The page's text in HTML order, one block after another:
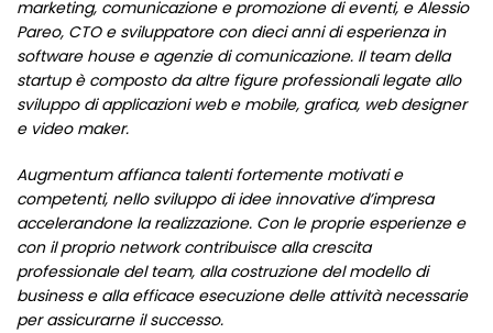
marketing, comunicazione e promozione di eventi, e Alessio
Pareo, CTO e sviluppatore con dieci anni di esperienza in
software house e agenzie di comunicazione. Il team della
startup è composto da altre figure professionali legate allo
sviluppo di applicazioni web e mobile, grafica, web designer
e video maker.
Augmentum affianca talenti fortemente motivati e
competenti, nello sviluppo di idee innovative d’impresa
accelerandone la realizzazione. Con le proprie esperienze e
con il proprio network contribuisce alla crescita
professionale del team, alla costruzione del modello di
business e alla efficace esecuzione delle attività necessarie
per assicurarne il successo.